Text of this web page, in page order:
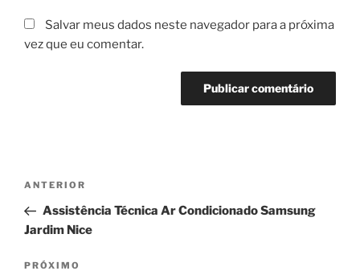
Salvar meus dados neste navegador para a próxima
vez que eu comentar.
Navegação
Post
Post
anterior
ANTERIOR
Assistência Técnica Ar Condicionado Samsung
Jardim Nice
Próximo
PRÓXIMO